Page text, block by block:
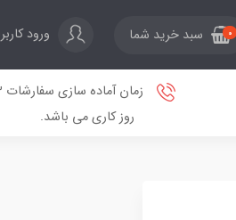
0 سبد خرید شما ورود
زمان
روز کاری می باشد.